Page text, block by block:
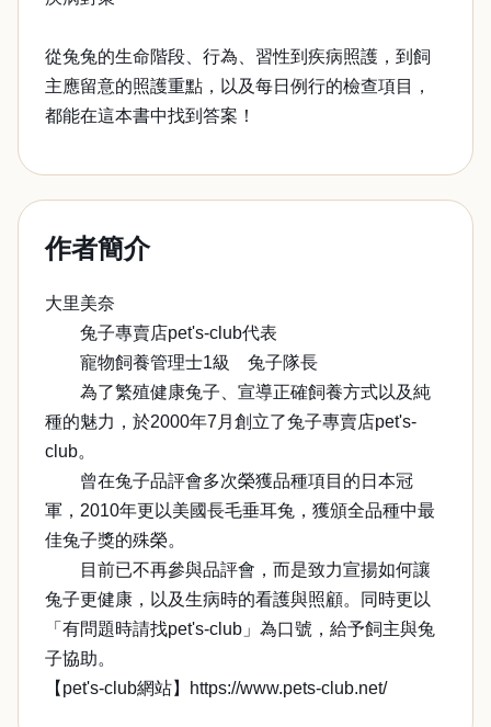
從兔兔的生命階段、行為、習性到疾病照護，到飼
主應留意的照護重點，以及每日例行的檢查項目，
都能在這本書中找到答案！
作者簡介
大里美奈
兔子專賣店pet's-club代表
寵物飼養管理士1級 兔子隊長
為了繁殖健康兔子、宣導正確飼養方式以及純
種的魅力，於2000年7月創立了兔子專賣店pet's-
club。
曾在兔子品評會多次榮獲品種項目的日本冠
軍，2010年更以美國長毛垂耳兔，獲頒全品種中最
佳兔子獎的殊榮。
目前已不再參與品評會，而是致力宣揚如何讓
兔子更健康，以及生病時的看護與照顧。同時更以
「有問題時請找pet's-club」為口號，給予飼主與兔
子協助。
【pet's-club網站】https://www.pets-club.net/